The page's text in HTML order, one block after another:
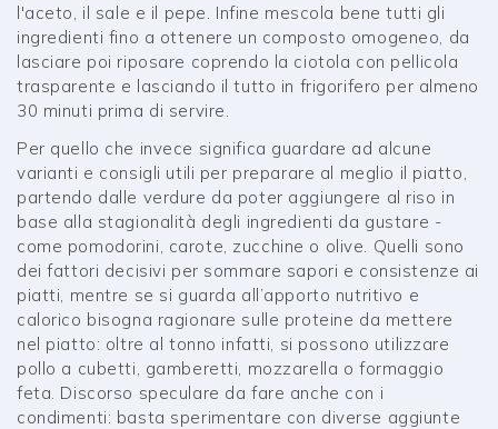
l'aceto, il sale e il pepe. Infine mescola bene tutti gli
ingredienti fino a ottenere un composto omogeneo, da
lasciare poi riposare coprendo la ciotola con pellicola
trasparente e lasciando il tutto in frigorifero per almeno
30 minuti prima di servire.
Per quello che invece significa guardare ad alcune
varianti e consigli utili per preparare al meglio il piatto,
partendo dalle verdure da poter aggiungere al riso in
base alla stagionalità degli ingredienti da gustare -
come pomodorini, carote, zucchine o olive. Quelli sono
dei fattori decisivi per sommare sapori e consistenze ai
piatti, mentre se si guarda all’apporto nutritivo e
calorico bisogna ragionare sulle proteine da mettere
nel piatto: oltre al tonno infatti, si possono utilizzare
pollo a cubetti, gamberetti, mozzarella o formaggio
feta. Discorso speculare da fare anche con i
condimenti: basta sperimentare con diverse aggiunte